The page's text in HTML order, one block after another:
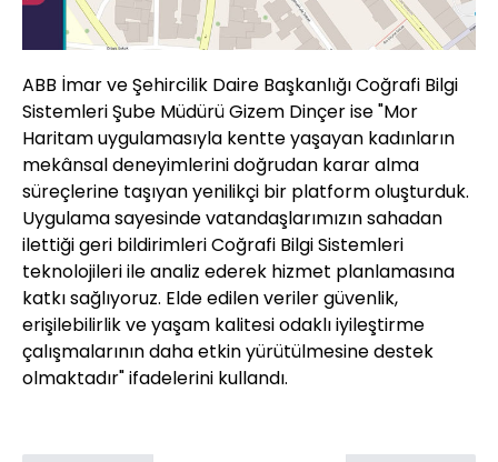
ABB İmar ve Şehircilik Daire Başkanlığı Coğrafi Bilgi
Sistemleri Şube Müdürü Gizem Dinçer ise "Mor
Haritam uygulamasıyla kentte yaşayan kadınların
mekânsal deneyimlerini doğrudan karar alma
süreçlerine taşıyan yenilikçi bir platform oluşturduk.
Uygulama sayesinde vatandaşlarımızın sahadan
ilettiği geri bildirimleri Coğrafi Bilgi Sistemleri
teknolojileri ile analiz ederek hizmet planlamasına
katkı sağlıyoruz. Elde edilen veriler güvenlik,
erişilebilirlik ve yaşam kalitesi odaklı iyileştirme
çalışmalarının daha etkin yürütülmesine destek
olmaktadır" ifadelerini kullandı.